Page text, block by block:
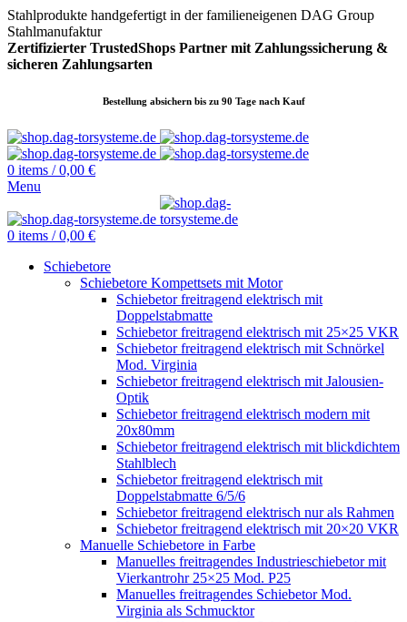
Stahlprodukte handgefertigt in der familieneigenen DAG Group
Stahlmanufaktur
Zertifizierter TrustedShops Partner mit Zahlungssicherung &
sicheren Zahlungsarten
Bestellung absichern bis zu 90 Tage nach Kauf
0 items / 0,00 €
Menu
0 items / 0,00 €
Schiebetore
Schiebetore Kompettsets mit Motor
Schiebetor freitragend elektrisch mit
Doppelstabmatte
Schiebetor freitragend elektrisch mit 25×25 VKR
Schiebetor freitragend elektrisch mit Schnörkel
Mod. Virginia
Schiebetor freitragend elektrisch mit Jalousien-
Optik
Schiebetor freitragend elektrisch modern mit
20x80mm
Schiebetor freitragend elektrisch mit blickdichtem
Stahlblech
Schiebetor freitragend elektrisch mit
Doppelstabmatte 6/5/6
Schiebetor freitragend elektrisch nur als Rahmen
Schiebetor freitragend elektrisch mit 20×20 VKR
Manuelle Schiebetore in Farbe
Manuelles freitragendes Industrieschiebetor mit
Vierkantrohr 25×25 Mod. P25
Manuelles freitragendes Schiebetor Mod.
Virginia als Schmucktor